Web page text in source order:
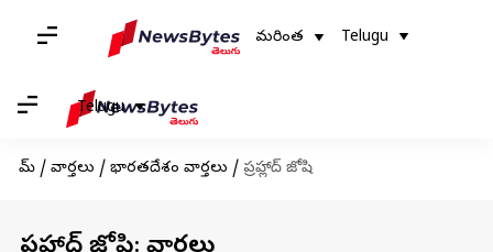
మరింత Telugu
Telugu
హోమ్ / వార్తలు / భారతదేశం వార్తలు / ప్రహ్లాద్ జోషి